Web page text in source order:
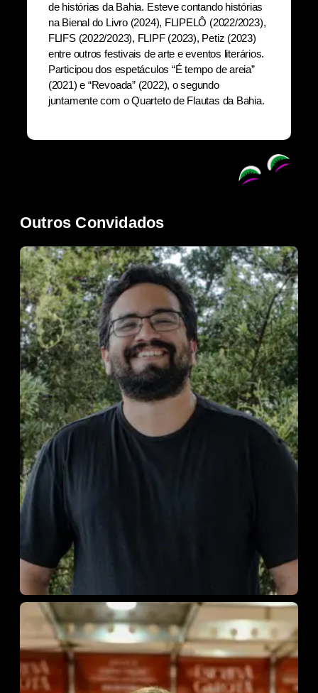
de histórias da Bahia. Esteve contando histórias
na Bienal do Livro (2024), FLIPELÔ (2022/2023),
FLIFS (2022/2023), FLIPF (2023), Petiz (2023)
entre outros festivais de arte e eventos literários.
Participou dos espetáculos “É tempo de areia”
(2021) e “Revoada” (2022), o segundo
juntamente com o Quarteto de Flautas da Bahia.
Outros Convidados